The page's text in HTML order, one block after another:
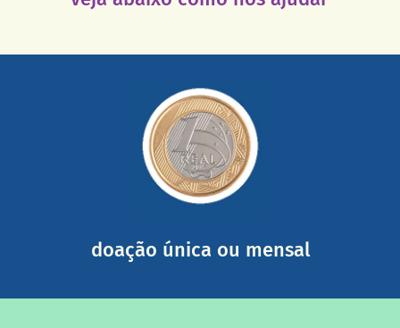
doação única ou mensal
mail mostrando tudo o que fizemos com a sua ajuda
somada a de outras pessoas.
saiba mais